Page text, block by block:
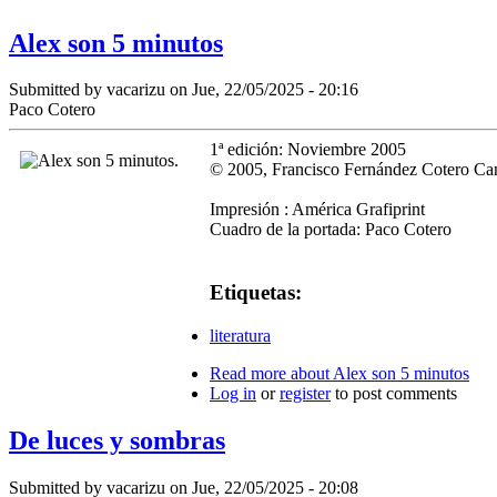
Alex son 5 minutos
Submitted by vacarizu on Jue, 22/05/2025 - 20:16
Paco Cotero
1ª edición: Noviembre 2005
© 2005, Francisco Fernández Cotero
Impresión : América Grafiprint
Cuadro de la portada: Paco Cotero
Etiquetas:
literatura
Read more about Alex son 5 minutos
Log in orregisterto post comments
De luces y sombras
Submitted by vacarizu on Jue, 22/05/2025 - 20:08